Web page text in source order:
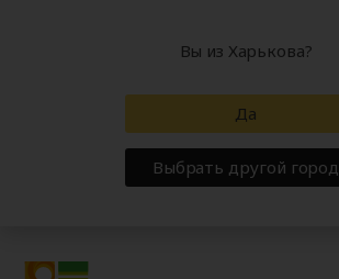
Вы из Харькова?
Да
Выбрать другой город